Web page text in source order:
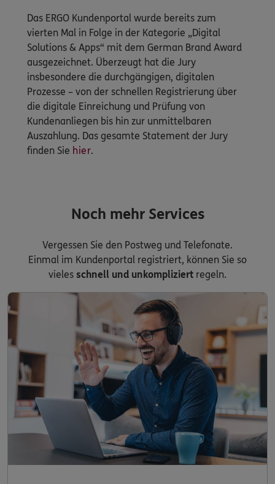
Das ERGO Kundenportal wurde bereits zum
vierten Mal in Folge in der Kategorie „Digital
Solutions & Apps“ mit dem German Brand Award
ausgezeichnet. Überzeugt hat die Jury
insbesondere die durchgängigen, digitalen
Prozesse – von der schnellen Registrierung über
die digitale Einreichung und Prüfung von
Kundenanliegen bis hin zur unmittelbaren
Auszahlung. Das gesamte Statement der Jury
finden Sie hier.
Noch mehr Services
Vergessen Sie den Postweg und Telefonate.
Einmal im Kundenportal registriert, können Sie so
vieles schnell und unkompliziert regeln.